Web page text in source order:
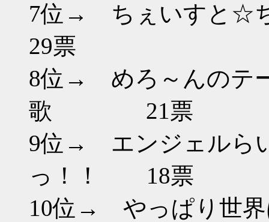
7位→ ちぇい
29票
8位→ めろ～んのテ
歌 21票
9位→ エンジェルら
っ！！ 18票
10位→ やっぱり世